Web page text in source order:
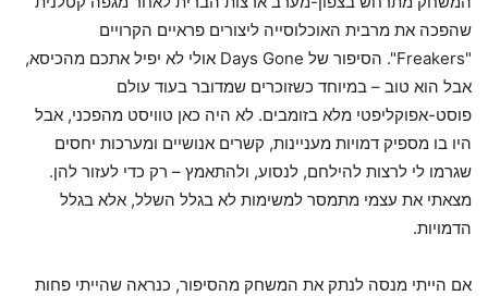
שהפכה את מרבית האוכלוסייה ליצורים פראיים הקרויים
"Freakers". הסיפור של Days Gone אולי לא יפיל אתכם מהכיסא,
אבל הוא טוב – במיוחד כשזוכרים שמדובר בעוד עולם
פוסט-אפוקליפטי מלא בזומבים. לא היה כאן טוויסט מהפכני, אבל
היו בו מספיק דמויות מעניינות, קשרים אנושיים ומערכות יחסים
שגרמו לי לרצות להילחם, לנסוע, ולהתאמץ – רק כדי לעזור להן.
מצאתי את עצמי מתמסר למשימות לא בגלל השלל, אלא בגלל
הדמויות.
אם הייתי מנסה לנתק את המשחק מהסיפור, כנראה שהייתי פחות